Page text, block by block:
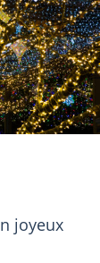
joyeux